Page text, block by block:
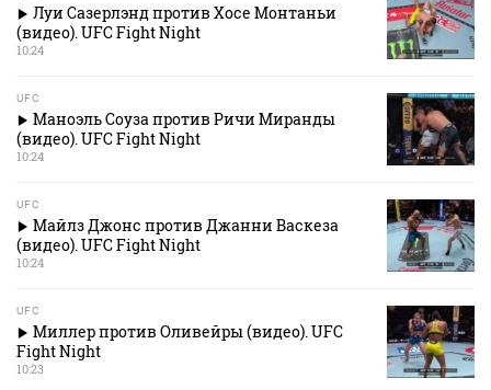
Луи Сазерлэнд против Хосе Монтаньи
(видео). UFC Fight Night
10:24
UFC
Маноэль Соуза против Ричи Миранды
(видео). UFC Fight Night
10:24
UFC
Майлз Джонс против Джанни Васкеза
(видео). UFC Fight Night
10:24
UFC
Миллер против Оливейры (видео). UFC
Fight Night
10:23